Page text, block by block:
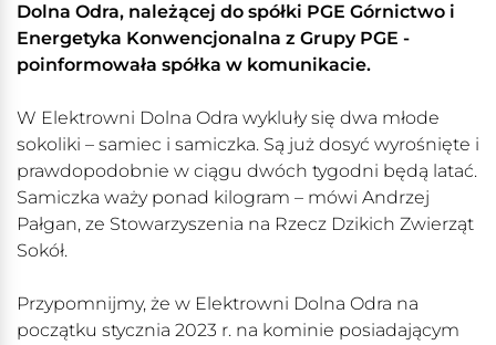
Dolna Odra, należącej do spółki PGE Górnictwo i
Energetyka Konwencjonalna z Grupy PGE -
poinformowała spółka w komunikacie.
W Elektrowni Dolna Odra wykluły się dwa młode
sokoliki – samiec i samiczka. Są już dosyć wyrośnięte i
prawdopodobnie w ciągu dwóch tygodni będą latać.
Samiczka waży ponad kilogram – mówi Andrzej
Pałgan, ze Stowarzyszenia na Rzecz Dzikich Zwierząt
Sokół.
Przypomnijmy, że w Elektrowni Dolna Odra na
początku stycznia 2023 r. na kominie posiadającym